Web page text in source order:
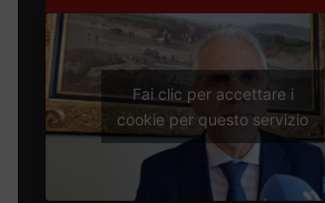
Fai clic per accettare i
cookie per questo servizio